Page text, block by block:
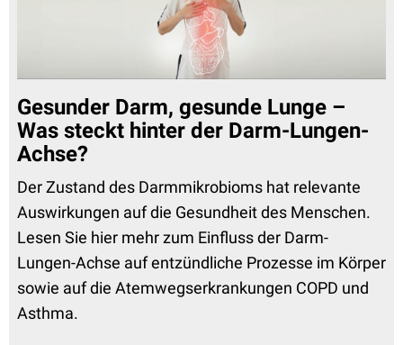
Gesunder Darm, gesunde Lunge –
Was steckt hinter der Darm-Lungen-
Achse?
Der Zustand des Darmmikrobioms hat relevante
Auswirkungen auf die Gesundheit des Menschen.
Lesen Sie hier mehr zum Einfluss der Darm-
Lungen-Achse auf entzündliche Prozesse im Körper
sowie auf die Atemwegserkrankungen COPD und
Asthma.